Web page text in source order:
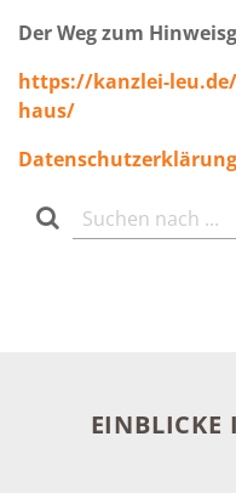
Der Weg zum
https://kanzlei-
haus/
EINBLICKE